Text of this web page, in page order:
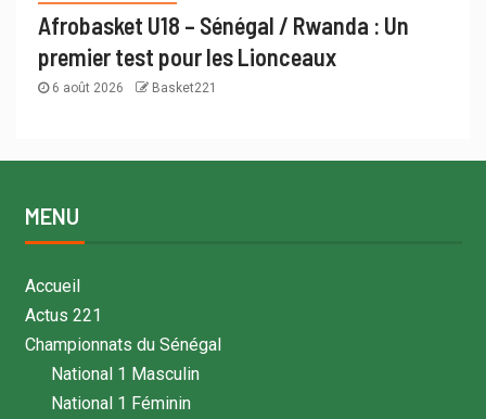
Afrobasket U18 – Sénégal / Rwanda : Un
premier test pour les Lionceaux
6 août 2026 Basket221
MENU
Accueil
Actus 221
Championnats du Sénégal
National 1 Masculin
National 1 Féminin